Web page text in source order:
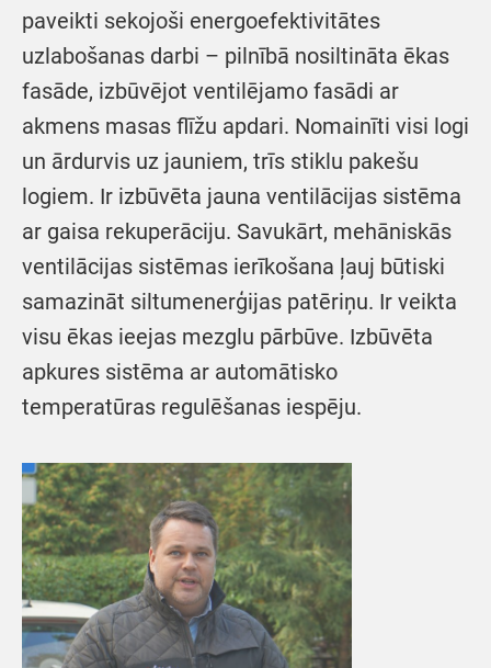
paveikti sekojoši energoefektivitātes
uzlabošanas darbi – pilnībā nosiltināta ēkas
fasāde, izbūvējot ventilējamo fasādi ar
akmens masas flīžu apdari. Nomainīti visi logi
un ārdurvis uz jauniem, trīs stiklu pakešu
logiem. Ir izbūvēta jauna ventilācijas sistēma
ar gaisa rekuperāciju. Savukārt, mehāniskās
ventilācijas sistēmas ierīkošana ļauj būtiski
samazināt siltumenerģijas patēriņu. Ir veikta
visu ēkas ieejas mezglu pārbūve. Izbūvēta
apkures sistēma ar automātisko
temperatūras regulēšanas iespēju.